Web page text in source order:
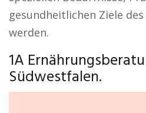
gesundheitlichen Ziele
werden.
1A
Südwestfalen.